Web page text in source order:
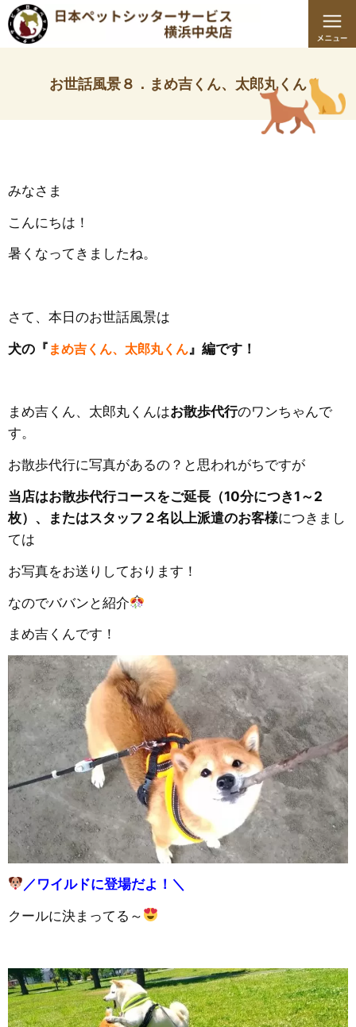
お世話風景８．まめ吉くん、太郎丸くん
みなさま
こんにちは！
暑くなってきましたね。
さて、本日のお世話風景は
犬の『 まめ吉くん、太郎丸くん 』編です！
まめ吉くん、太郎丸くんはお散歩代行のワンちゃんで
す。
お散歩代行に写真があるの？と思われがちですが
当店はお散歩代行コースをご延長（10分につき1～2
枚）、またはスタッフ２名以上派遣のお客様につきまし
ては
お写真をお送りしております！
なのでババンと紹介
まめ吉くんです！
／ワイルドに登場だよ！＼
クールに決まってる～